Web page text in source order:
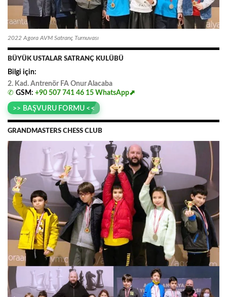
2022 Agora AVM Satranç Turnuvası
BÜYÜK USTALAR SATRANÇ KULÜBÜ
Bilgi için:
2. Kad. Antrenör FA Onur.Alacaba
✆ GSM: +90 507 741 46 15 WhatsApp⬈
>> BAŞVURU FORMU <<
GRANDMASTERS CHESS CLUB